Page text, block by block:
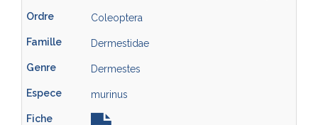
Coleoptera
Dermestidae
Dermestes
murinus